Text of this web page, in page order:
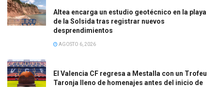
Altea encarga un estudio geotécnico en la playa
de la Solsida tras registrar nuevos
desprendimientos
AGOSTO 6, 2026
El Valencia CF regresa a Mestalla con un Trofeu
Taronja lleno de homenajes antes del inicio de